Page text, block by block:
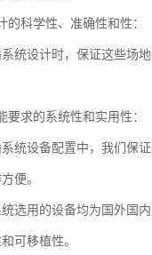
的科学性、准确性和性：
统设计时，保证这些场
要求的系统性和实用性：
统设备配置中，我们保
便。
选用的设备均为国外国
可移植性。